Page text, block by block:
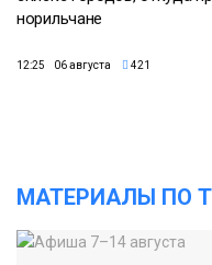
норильчане
12:25 06 августа 421
МАТЕРИАЛЫ ПО